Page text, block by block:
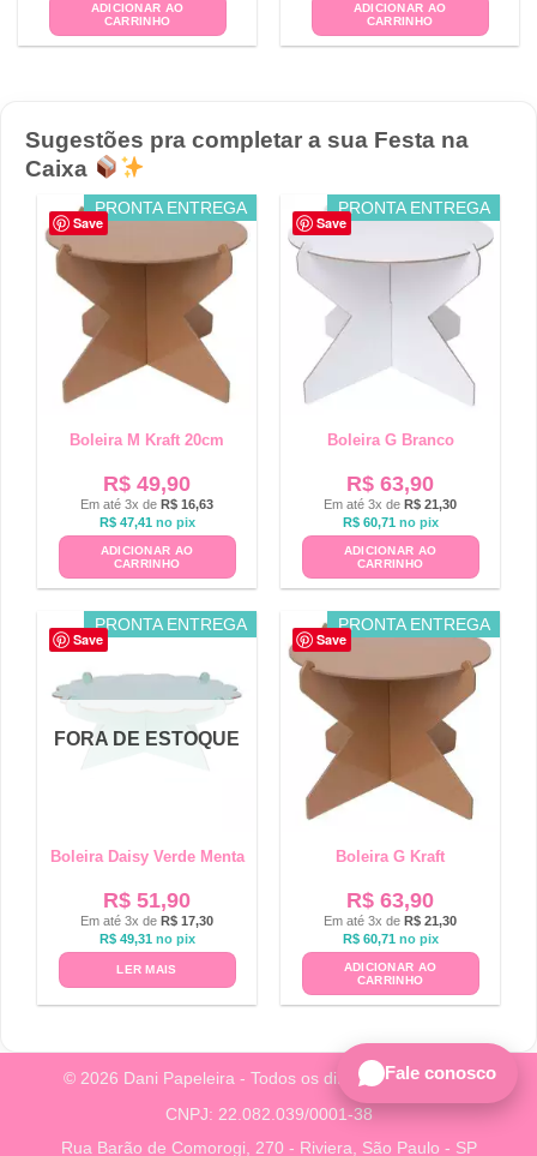
ADICIONAR AO
CARRINHO
ADICIONAR AO
CARRINHO
Sugestões pra completar a sua Festa na
Caixa
Save
PRONTA ENTREGA
Boleira M Kraft 20cm
R$ 49,90
Em até 3x de R$ 16,63
R$47,41 no pix
ADICIONAR AO
CARRINHO
Save
PRONTA ENTREGA
Boleira G Branco
R$ 63,90
Em até 3x de R$ 21,30
R$60,71 no pix
ADICIONAR AO
CARRINHO
Save
PRONTA ENTREGA
FORA DE ESTOQUE
Boleira Daisy Verde Menta
R$ 51,90
Em até 3x de R$ 17,30
R$49,31 no pix
LER MAIS
Save
PRONTA ENTREGA
Boleira G Kraft
R$ 63,90
Em até 3x de R$ 21,30
R$60,71 no pix
ADICIONAR AO
CARRINHO
© 2026 Dani Papeleira - Todos os direitos reservados.
CNPJ: 22.082.039/0001-38
Rua Barão de Comorogi, 270 - Riviera, São Paulo - SP
Fale conosco